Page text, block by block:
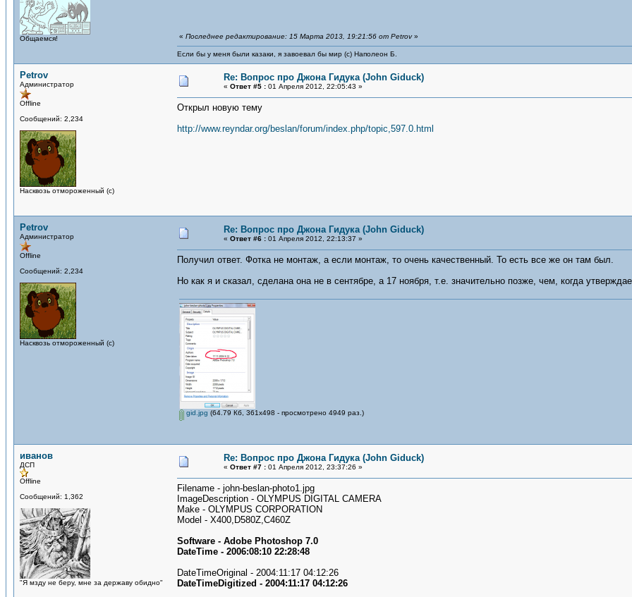
Общаемся! « Последнее редактирование: 15 Марта 2013, 19:21:56 от Petrov»
Если бы у меня были казаки, я завоевал бы мир (с) Наполеон Б.
Petrov
Администратор
Offline
Сообщений: 2,234
Насквозь отмороженный (с)
Re: Вопрос про Джона Гидука (John Giduck)
« Ответ #5 : 01 Апреля 2012, 22:05:43 »
Открыл новую тему
http://www.reyndar.org/beslan/forum/index.php/topic,597.0.html
Petrov
Администратор
Offline
Сообщений: 2,234
Насквозь отмороженный (с)
Re: Вопрос про Джона Гидука (John Giduck)
« Ответ #6 : 01 Апреля 2012, 22:13:37 »
Получил ответ. Фотка не монтаж, а если монтаж, то очень качественный. То есть все же он там был.
Но как я и сказал, сделана она не в сентябре, а 17 ноября, т.е. значительно позже, чем, когда
gid.jpg (64.79 Кб, 361x498 - просмотрено 4949 раз.)
иванов
ДСП
Offline
Сообщений: 1,362
"Я мзду не беру, мне за державу обидно"
Re: Вопрос про Джона Гидука (John Giduck)
« Ответ #7 : 01 Апреля 2012, 23:37:26 »
Filename - john-beslan-photo1.jpg
ImageDescription - OLYMPUS DIGITAL CAMERA
Make - OLYMPUS CORPORATION
Model - X400,D580Z,C460Z
Software - Adobe Photoshop 7.0
DateTime - 2006:08:10 22:28:48
DateTimeOriginal - 2004:11:17 04:12:26
DateTimeDigitized - 2004:11:17 04:12:26